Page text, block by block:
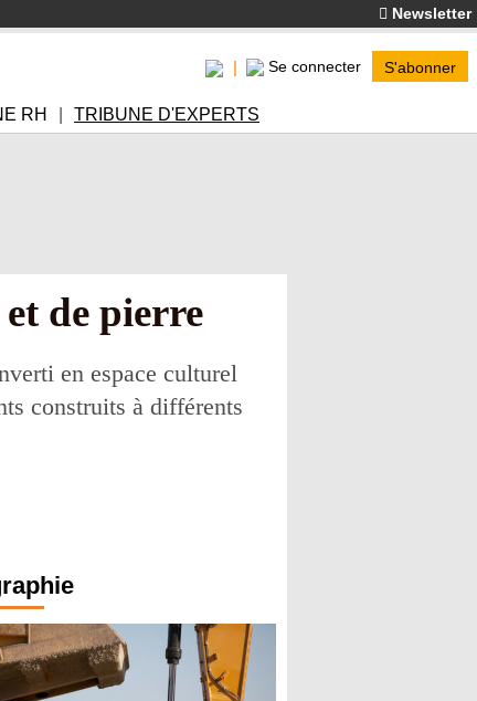
Newsletter
Se connecter S'abonner
RH TRIBUNE D'EXPERTS
de pierre
en espace culturel
construits à différents